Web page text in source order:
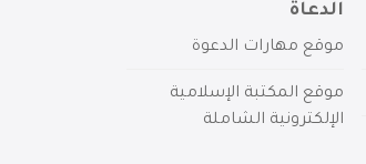
الدعاة
موقع مهارات الدعوة
موقع المكتبة الإسلامية
الإلكترونية الشاملة